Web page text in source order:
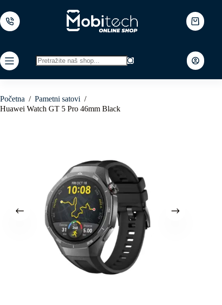
to
content
Shopping
cart
results
Početna / Pametni satovi /
Huawei Watch GT 5 Pro 46mm Black